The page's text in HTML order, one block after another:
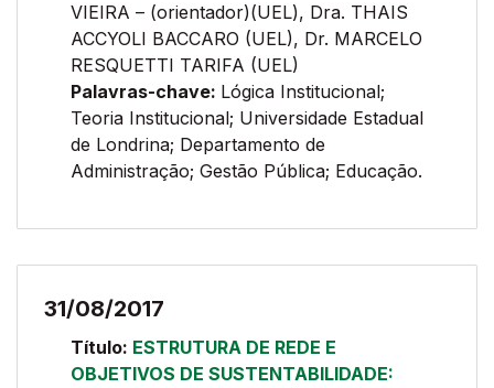
VIEIRA – (orientador)(UEL), Dra. THAIS
ACCYOLI BACCARO (UEL), Dr. MARCELO
RESQUETTI TARIFA (UEL)
Palavras-chave: Lógica Institucional;
Teoria Institucional; Universidade Estadual
de Londrina; Departamento de
Administração; Gestão Pública; Educação.
31/08/2017
Título: ESTRUTURA DE REDE E
OBJETIVOS DE SUSTENTABILIDADE: